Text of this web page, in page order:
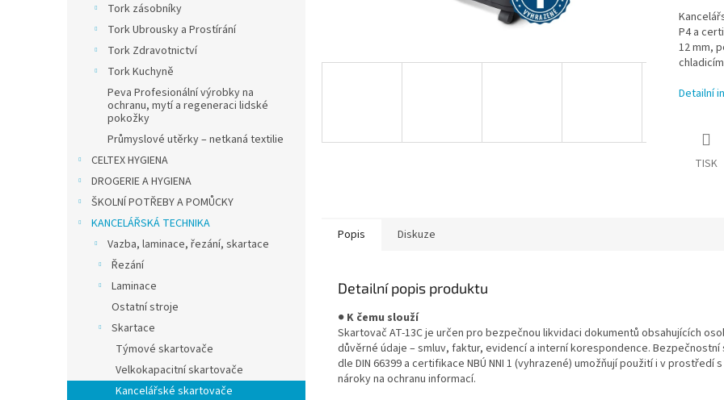
Tork zásobníky
Tork Ubrousky a Prostírání
Tork Zdravotnictví
Tork Kuchyně
Peva Profesionální výrobky na
ochranu, mytí a regeneraci lidské
pokožky
Průmyslové utěrky – netkaná textilie
CELTEX HYGIENA
DROGERIE A HYGIENA
ŠKOLNÍ POTŘEBY A POMŮCKY
KANCELÁŘSKÁ TECHNIKA
Vazba, laminace, řezání, skartace
Řezání
Laminace
Ostatní stroje
Skartace
Týmové skartovače
Velkokapacitní skartovače
Kancelářské skartovače
P4 a
12 mm,
Detailní
TISK
Popis Diskuze
Detailní popis produktu
● K čemu slouží
Skartovač AT-13C je určen pro bezpečnou likvidaci dokumentů obsahujících
důvěrné údaje – smluv, faktur, evidencí a interní korespondence. Bezpečnostní
dle DIN 66399 a certifikace NBÚ NNI 1 (vyhrazené) umožňují použití i v prostředí
nároky na ochranu informací.